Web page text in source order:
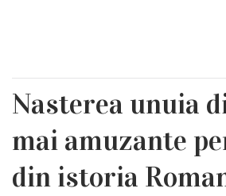
Nasterea unuia
mai amuzante
din istoria